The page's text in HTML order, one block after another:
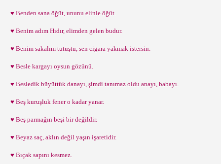
♥ Benden sana öğüt, ununu elinle öğüt.
♥ Benim adım Hıdır, elimden gelen budur.
♥ Benim sakalım tutuştu, sen cigara yakmak istersin.
♥ Besle kargayı oysun gözünü.
♥ Besledik büyüttük danayı, şimdi tanımaz oldu anayı, babayı.
♥ Beş kuruşluk fener o kadar yanar.
♥ Beş parmağın beşi bir değildir.
♥ Beyaz saç, aklın değil yaşın işaretidir.
♥ Bıçak sapını kesmez.